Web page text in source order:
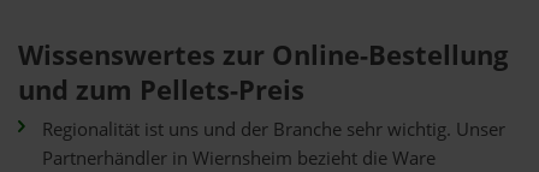
Wissenswertes zur Online-Bestellung
und zum Pellets-Preis
Regionalität ist uns und der Branche sehr wichtig. Unser
Partnerhändler in Wiernsheim bezieht die Ware